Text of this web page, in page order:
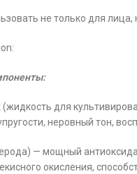
не только для
(жидкость для
неровный тон,
— мощный
окисления,